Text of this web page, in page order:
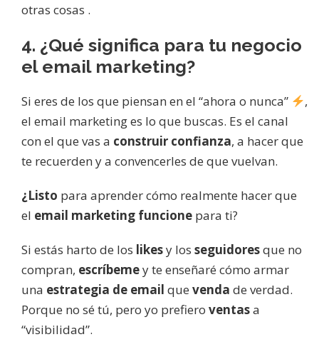
otras cosas .
4. ¿Qué significa para tu negocio
el email marketing?
Si eres de los que piensan en el “ahora o nunca”
,
el email marketing es lo que buscas. Es el canal
con el que vas a construir confianza, a hacer que
te recuerden y a convencerles de que vuelvan.
¿Listo para aprender cómo realmente hacer que
el email marketing funcione para ti?
Si estás harto de los likesy los seguidoresque no
compran, escríbemey te enseñaré cómo armar
una estrategia de email que venda de verdad.
Porque no sé tú, pero yo prefiero ventasa
“visibilidad”.